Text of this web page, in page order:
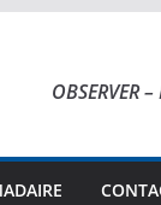
OBSERVER